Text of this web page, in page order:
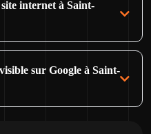
internet à Saint-
sur Google à Saint-